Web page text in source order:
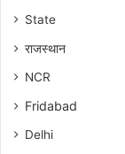
State
राजस्थान
NCR
Fridabad
Delhi